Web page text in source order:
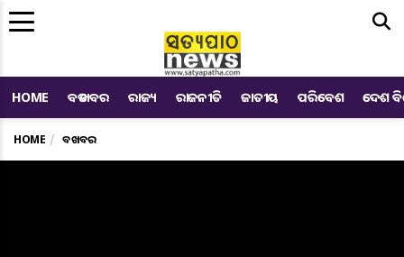
HOME ବଡ ଖବର ରାଜ୍ୟ ରାଜନୀତି ଜାତୀୟ ପରିବେଶ ଦେଶ
HOME ବଡ ଖବର